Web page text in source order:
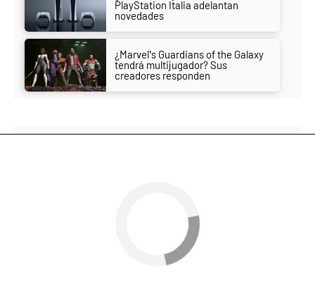
PlayStation Italia adelantan
novedades
¿Marvel’s Guardians of the Galaxy
tendrá multijugador? Sus
creadores responden